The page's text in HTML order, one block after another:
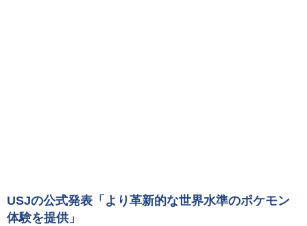
USJの公式発表「より革新的な世界水準のポケモン
体験を提供」